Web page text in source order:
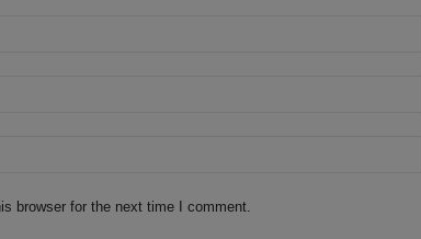
browser for the next time I comment.